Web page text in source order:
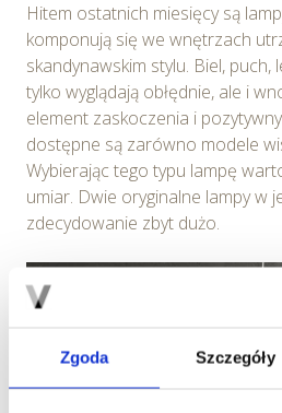
Zgoda Szczegóły
Hitem ostatnich miesięcy są
komponują się we wnętrzach
skandynawskim stylu. Biel, puch,
tylko wyglądają obłędnie, ale i
element zaskoczenia i
dostępne są zarówno modele
Wybierając tego typu lampę
umiar. Dwie oryginalne lampy w
zdecydowanie zbyt dużo.